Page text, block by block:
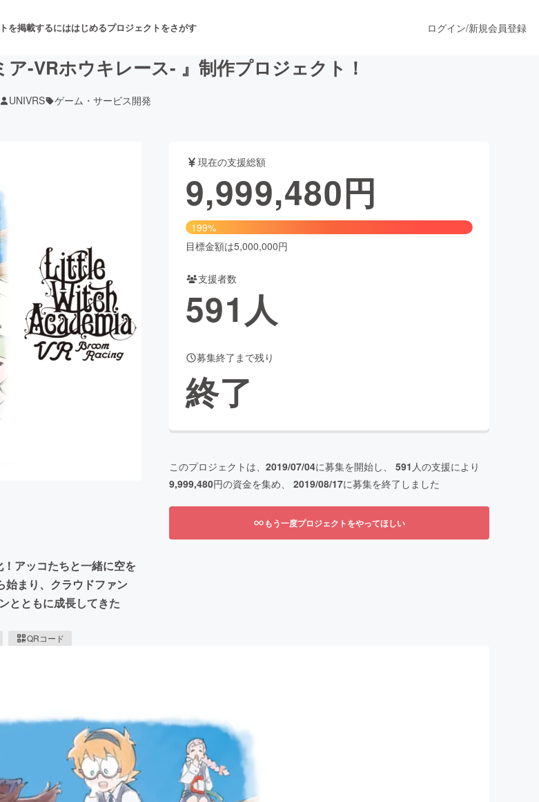
を掲載するにははじめるプロジェクトをさがす
舞台・パフォーマンス
開発 ファッション
ビューティー・ヘルスケア
for Social GoodCAMPFIRE Creation
ふるさと納税
ログイン/新規会員登録
ア-VRホウキレース- 』制作プロジェクト！
UNIVRS ゲーム・サービス開発
アッコたちと一緒に空を
始まり、クラウドファン
とともに成長してきた
QRコード
現在の支援総額
9,999,480円
199%
目標金額は5,000,000円
支援者数
591人
募集終了まで残り
終了
このプロジェクトは、 2019/07/04に募集を開始し、 591 人の支援により
9,999,480円の資金を集め、 2019/08/17に募集を終了しました
もう一度プロジェクトをやってほしい